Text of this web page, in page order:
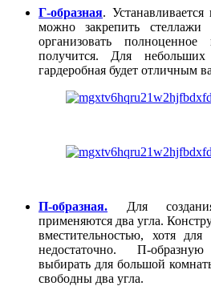
Г-образная.
можно закрепить
организовать
получится. Для
гардеробная будет отличным
П-образная. Для
применяются два угла.
вместительностью, хотя
недостаточно. П-
выбирать для большой
свободны два угла.